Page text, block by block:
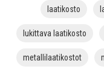
laatikosto
lukittava laatikosto
metallilaatikostot